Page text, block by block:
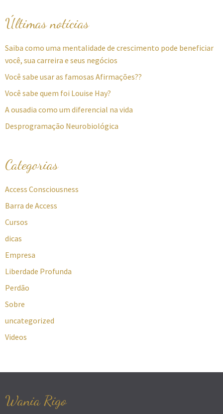
Últimas notícias
Saiba como uma mentalidade de crescimento pode beneficiar
você, sua carreira e seus negócios
Você sabe usar as famosas Afirmações??
Você sabe quem foi Louise Hay?
A ousadia como um diferencial na vida
Desprogramação Neurobiológica
Categorias
Access Consciousness
Barra de Access
Cursos
dicas
Empresa
Liberdade Profunda
Perdão
Sobre
uncategorized
Videos
Wania Rigo